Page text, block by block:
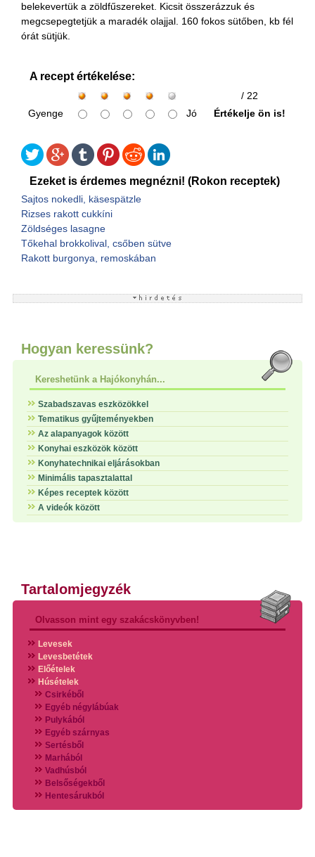
belekevertük a zöldfűszereket. Kicsit összerázzuk és
megcsepegtetjük a maradék olajjal. 160 fokos sütőben, kb fél
órát sütjük.
A recept értékelése:
/ 22
Gyenge
Jó Értékelje ön is!
Ezeket is érdemes megnézni! (Rokon receptek)
Sajtos nokedli, käsespätzle
Rizses rakott cukkíni
Zöldséges lasagne
Tőkehal brokkolival, csőben sütve
Rakott burgonya, remoskában
Hogyan keressünk?
Kereshetünk a Hajókonyhán...
Szabadszavas eszközökkel
Tematikus gyűjteményekben
Az alapanyagok között
Konyhai eszközök között
Konyhatechnikai eljárásokban
Minimális tapasztalattal
Képes receptek között
A videók között
Tartalomjegyzék
Olvasson mint egy szakácskönyvben!
Levesek
Levesbetétek
Előételek
Húsételek
Csirkéből
Egyéb négylábúak
Pulykából
Egyéb szárnyas
Sertésből
Marhából
Vadhúsból
Belsőségekből
Hentesárukból
Vadszárnyasokból